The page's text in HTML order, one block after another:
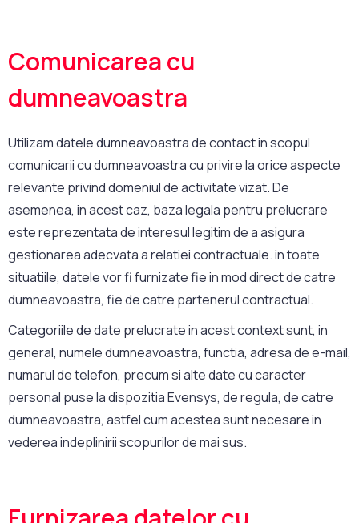
Comunicarea cu
dumneavoastra
Utilizam datele dumneavoastra de contact in scopul
comunicarii cu dumneavoastra cu privire la orice aspecte
relevante privind domeniul de activitate vizat. De
asemenea, in acest caz, baza legala pentru prelucrare
este reprezentata de interesul legitim de a asigura
gestionarea adecvata a relatiei contractuale. in toate
situatiile, datele vor fi furnizate fie in mod direct de catre
dumneavoastra, fie de catre partenerul contractual.
Categoriile de date prelucrate in acest context sunt, in
general, numele dumneavoastra, functia, adresa de e-mail,
numarul de telefon, precum si alte date cu caracter
personal puse la dispozitia Evensys, de regula, de catre
dumneavoastra, astfel cum acestea sunt necesare in
vederea indeplinirii scopurilor de mai sus.